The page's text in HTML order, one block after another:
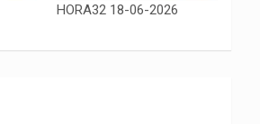
HORA32 18-06-2026